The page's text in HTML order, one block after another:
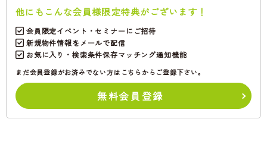
他にもこんな会員様限定特典がございます！
会員限定イベント・セミナーにご招待
新規物件情報をメールで配信
お気に入り・検索条件保存マッチング通知機能
まだ会員登録がお済みでない方はこちらからご登録下さい。
無料会員登録